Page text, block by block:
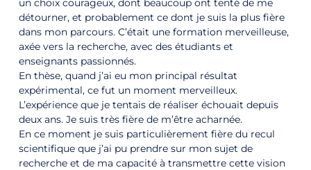
un choix courageux, dont beaucoup ont tenté de me
détourner, et probablement ce dont je suis la plus fière
dans mon parcours. C’était une formation merveilleuse,
axée vers la recherche, avec des étudiants et
enseignants passionnés.
En thèse, quand j’ai eu mon principal résultat
expérimental, ce fut un moment merveilleux.
L’expérience que je tentais de réaliser échouait depuis
deux ans. Je suis très fière de m’être acharnée.
En ce moment je suis particulièrement fière du recul
scientifique que j’ai pu prendre sur mon sujet de
recherche et de ma capacité à transmettre cette vision